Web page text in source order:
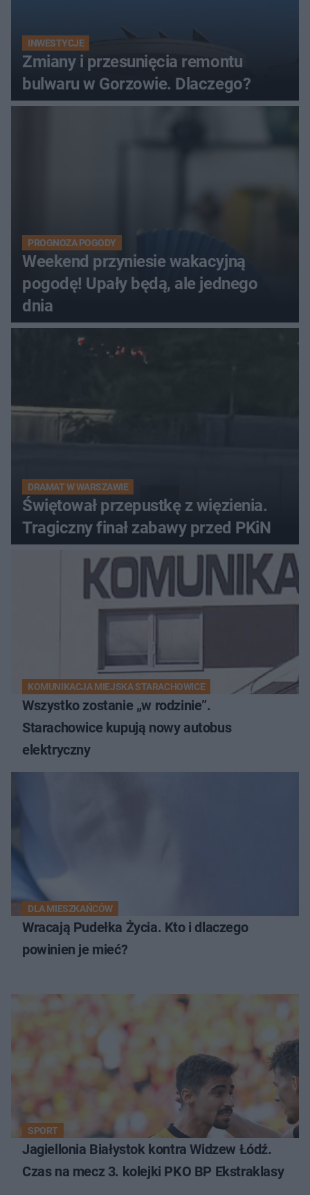
INWESTYCJE
Zmiany i przesunięcia remontu
bulwaru w Gorzowie. Dlaczego?
PROGNOZA POGODY
Weekend przyniesie wakacyjną
pogodę! Upały będą, ale jednego
dnia
DRAMAT W WARSZAWIE
Świętował przepustkę z więzienia.
Tragiczny finał zabawy przed PKiN
KOMUNIKACJA MIEJSKA STARACHOWICE
Wszystko zostanie „w rodzinie”.
Starachowice kupują nowy autobus
elektryczny
DLA MIESZKAŃCÓW
Wracają Pudełka Życia. Kto i dlaczego
powinien je mieć?
SPORT
Jagiellonia Białystok kontra Widzew Łódź.
Czas na mecz 3. kolejki PKO BP Ekstraklasy